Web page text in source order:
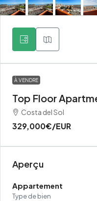
À VENDRE
Top Floor
Costa del Sol
329,000€/EUR
Aperçu
Appartement
Type de bien